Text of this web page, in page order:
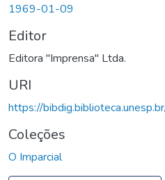
1969-01-09
Editor
Editora "Imprensa" Ltda.
URI
https://
Coleções
O Imparcial